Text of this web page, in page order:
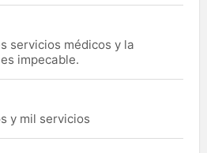
servicios médicos y la
impecable.
y mil servicios